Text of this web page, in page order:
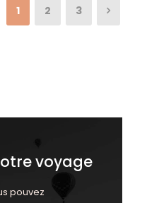
1 2 3
voyage
pouvez